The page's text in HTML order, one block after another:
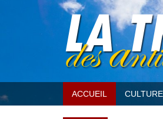
ACCUEIL CULTURE